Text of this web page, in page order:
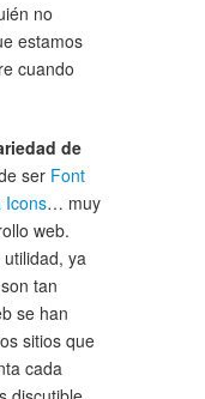
no
estamos
cuando
de
ser Font
Icons… muy
web.
ya
tan
se han
sitios que
cada